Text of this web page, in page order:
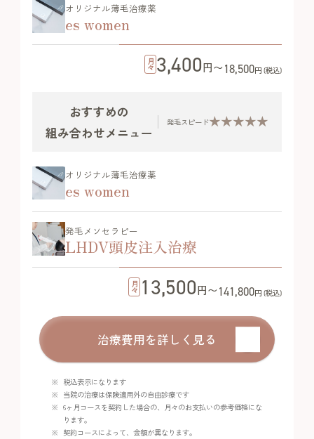
オリジナル薄毛治療薬
es women
月々3,400 円〜18,500円 (税込)
おすすめの
組み合わせメニュー
発毛スピード★★★★★
オリジナル薄毛治療薬
es women
発毛メソセラピー
LHDV頭皮注入治療
月々13,500 円〜141,800円 (税込)
治療費用を詳しく見る
税込表示になります
当院の治療は保険適用外の自由診療です
6ヶ月コースを契約した場合の、月々のお支払いの参考価格にな
ります。
契約コースによって、金額が異なります。